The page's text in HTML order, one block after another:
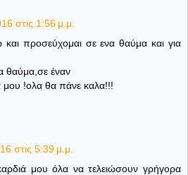
στις 1:56 μ.μ.
και προσεύχομαι σε ενα θαύμα και για
θαύμα,σε έναν
μου !ολα θα πάνε καλα!!!
στις 5:39 μ.μ.
μου όλα να τελειώσουν γρήγορα